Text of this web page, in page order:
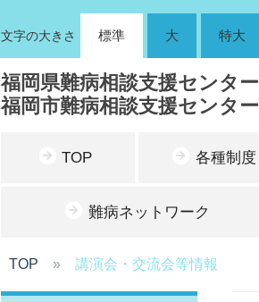
文字の大きさ 標準 大 特大
福岡県難病相談支援センター
福岡市難病相談支援センター
TOP 各種制度
難病ネットワーク
TOP 講演会・交流会等情報